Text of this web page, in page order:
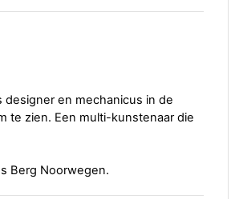
en mechanicus in de
te zien. Een multi-kunstenaar die
Berg Noorwegen.